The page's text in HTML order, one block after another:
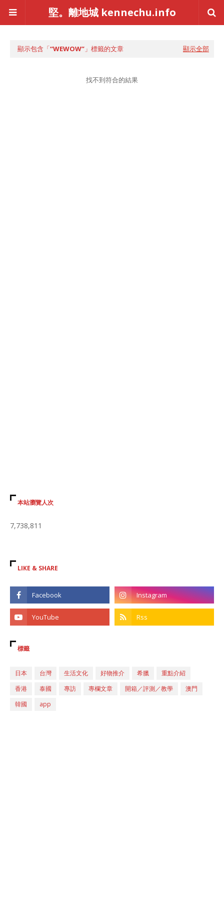
堅。離地城 kennechu.info
顯示包含「 WEWOW 」標籤的文章 顯示全部
找不到符合的結果
本站瀏覽人次
7,738,811
LIKE & SHARE
標籤
日本 台灣 生活文化 好物推介 希臘
重點介紹
香港
泰國 專訪 專欄文章 開箱／評測／教學
澳門
韓國
app